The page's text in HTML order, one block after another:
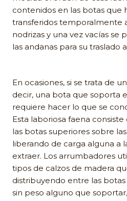
contenidos en las botas que
transferidos temporalmente
nodrizas y una vez vacías se
las andanas para su traslado
En ocasiones, si se trata de
decir, una bota que soporta
requiere hacer lo que se
Esta laboriosa faena
las botas superiores sobre
liberando de carga alguna a
extraer. Los arrumbadores
tipos de calzos de madera
distribuyendo entre las botas
sin peso alguno que